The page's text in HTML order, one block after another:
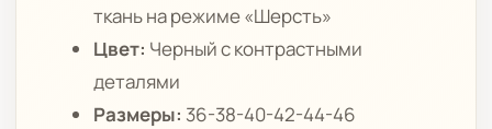
ткань на режиме «Шерсть»
Цвет: Черный с контрастными
деталями
Размеры: 36-38-40-42-44-46